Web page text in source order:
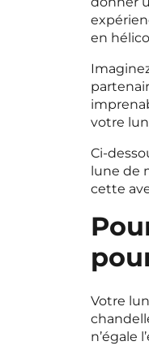
en
votre
Ci-
lune de
cette
Votre
n’égale